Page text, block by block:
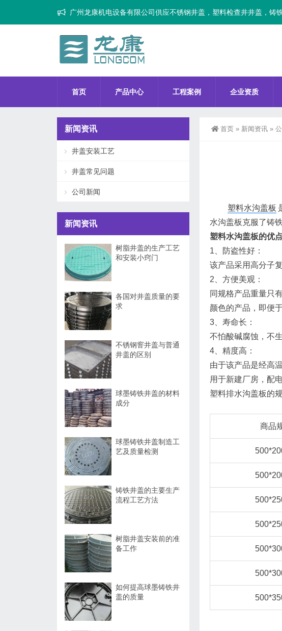
广州龙康机电设备有限公司供应不锈钢井盖，塑料检查井井盖，铸
首页 产品中心 工程案例 企业资质
首页 » 新闻资讯 »
塑料水沟盖板
水沟盖板克服了铸
塑料水沟盖板的优
1、防盗性好：
该产品采用高分子
2、方便美观：
同规格产品重量只
颜色的产品，即便
3、寿命长：
不怕酸碱腐蚀，不
4、精度高：
由于该产品是经高
用于新建厂房，配
塑料排水沟盖板的
商品
新闻资讯
井盖安装工艺
井盖常见问题
公司新闻
新闻资讯
树脂井盖的生产工艺
和安装小窍门
各国对井盖质量的要
求
不锈钢窨井盖与普通
井盖的区别
球墨铸铁井盖的材料
成分
球墨铸铁井盖制造工
艺及质量检测
铸铁井盖的主要生产
流程工艺方法
树脂井盖安装前的准
备工作
如何提高球墨铸铁井
盖的质量